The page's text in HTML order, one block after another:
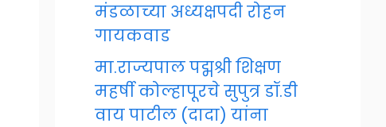
मंडळाच्या अध्यक्षपदी रोहन
गायकवाड
मा.राज्यपाल पद्मश्री शिक्षण
महर्षी कोल्हापूरचे सुपुत्र डॉ.डी
वाय पाटील (दादा) यांना